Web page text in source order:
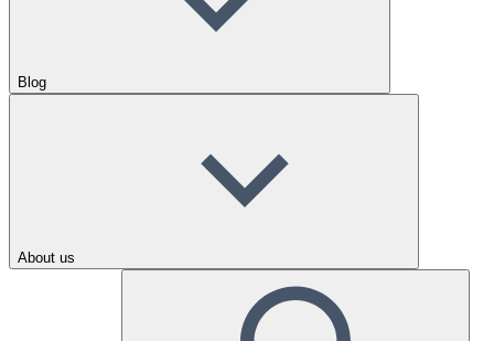
Blog
About us